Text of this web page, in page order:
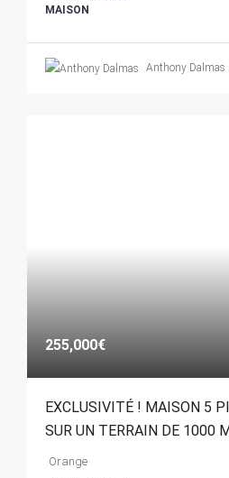
MAISON
Anthony Dalmas
255,000€
EXCLUSIVITÉ ! MAISON 5
SUR UN TERRAIN DE 1000
Orange